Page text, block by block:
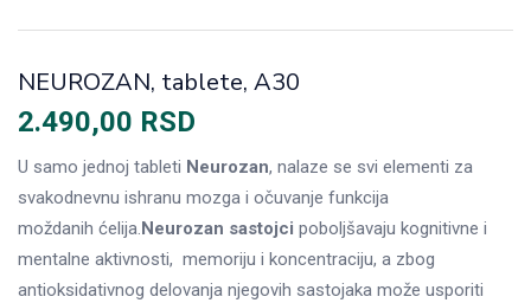
NEUROZAN, tablete, A30
2.490,00 RSD
U samo jednoj tableti Neurozan, nalaze se svi elementi za
svakodnevnu ishranu mozga i očuvanje funkcija
moždanih ćelija.Neurozan sastojci poboljšavaju kognitivne i
mentalne aktivnosti, memoriju i koncentraciju, a zbog
antioksidativnog delovanja njegovih sastojaka može usporiti